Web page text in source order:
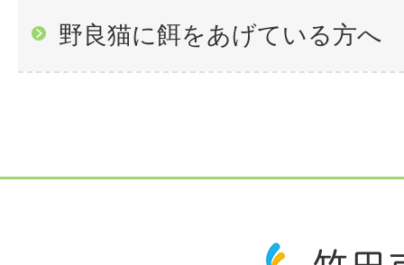
野良猫に餌をあげている方へ